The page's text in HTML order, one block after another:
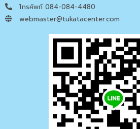
โทรศัพท์ 084-084-4480
webmaster@tukatacenter.com